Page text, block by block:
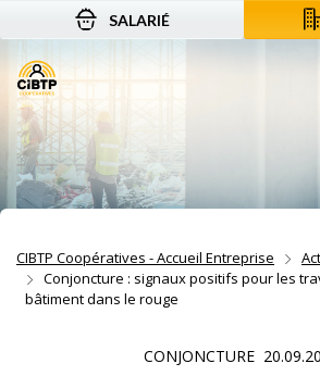
Aller au contenu
Aller à la recherche
Aller à la navigation
SALARIÉ
CIBTP Coopératives - Accueil Entreprise
Conjoncture : signaux positifs pour les
bâtiment dans le rouge
CONJONCTURE